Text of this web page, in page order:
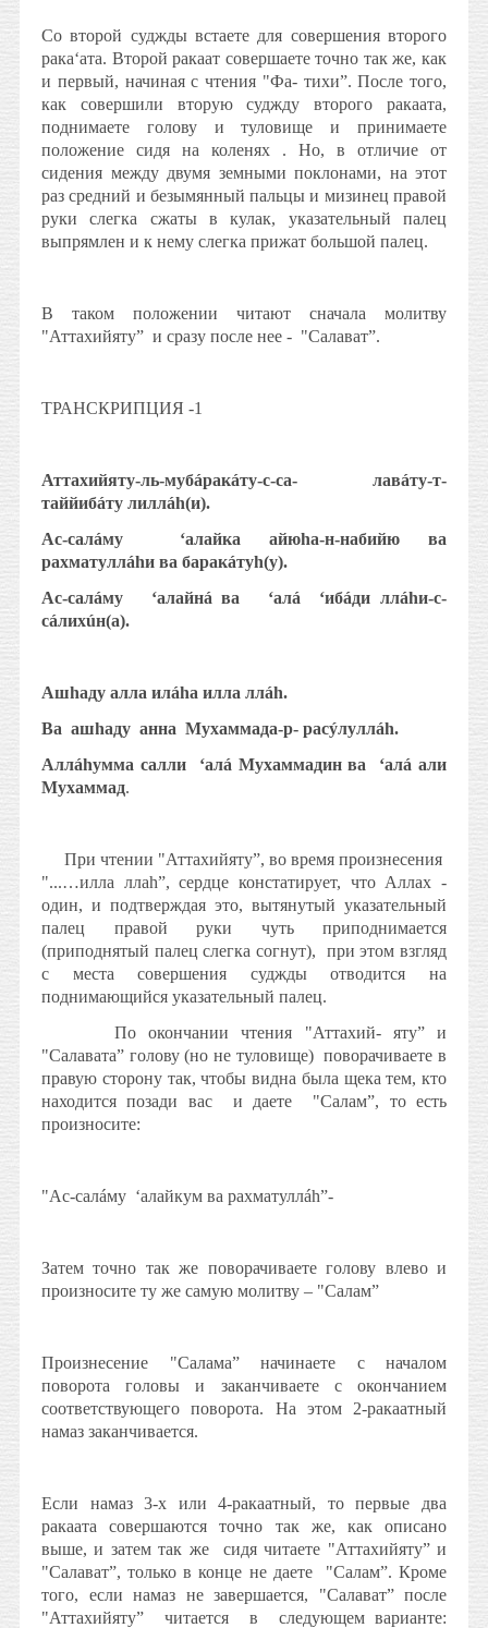
Со второй суджды встаете для совершения второго
рака‘ата. Второй ракаат совершаете точно так же, как
и первый, начиная с чтения "Фа- тихи”. После того,
как совершили вторую суджду второго ракаата,
поднимаете голову и туловище и принимаете
положение сидя на коленях . Но, в отличие от
сидения между двумя земными поклонами, на этот
раз средний и безымянный пальцы и мизинец правой
руки слегка сжаты в кулак, указательный палец
выпрямлен и к нему слегка прижат большой палец.
В таком положении читают сначала молитву
"Аттахийяту” и сразу после нее - "Салават”.
ТРАНСКРИПЦИЯ -1
Аттахийяту-ль-мубáракáту-с-са- лавáту-т-
таййибáту лиллáh(и).
Ас-салáму
‘алайка айюhа-н-набийю ва
рахматуллáhи ва баракáтуh(у).
Ас-салáму
‘алайнá ва ‘алá
‘ибáди ллáhи-с-
сáлихúн(а).
Ашhаду алла илáhа илла ллáh.
Ва ашhаду анна Мухаммада-р- расýлуллáh.
Аллáhумма салли
‘алá Мухаммадин ва
‘алá али
Мухаммад.
При чтении "Аттахийяту”, во время произнесения
"...…илла ллаh”, сердце констатирует, что Аллах -
один, и подтверждая это, вытянутый указательный
палец правой руки чуть приподнимается
(приподнятый палец слегка согнут),
при этом взгляд
с места совершения суджды отводится на
поднимающийся указательный палец.
По окончании чтения "Аттахий- яту” и
"Салавата” голову (но не туловище) поворачиваете в
правую сторону так, чтобы видна была щека тем, кто
находится позади вас
и даете
"Салам”, то есть
произносите:
"Ас-салáму ‘алайкум ва рахматуллáh”-
Затем точно так же поворачиваете голову влево и
произносите ту же самую молитву – "Салам”
Произнесение "Салама” начинаете с началом
поворота головы и заканчиваете с окончанием
соответствующего поворота. На этом 2-ракаатный
намаз заканчивается.
Если намаз 3-х или 4-ракаатный, то первые два
ракаата совершаются точно так же, как описано
выше, и затем так же
сидя читаете "Аттахийяту” и
"Салават”, только в конце не даете
"Салам”. Кроме
того, если намаз не завершается, "Салават” после
"Аттахийяту”
читается в
следующем варианте: